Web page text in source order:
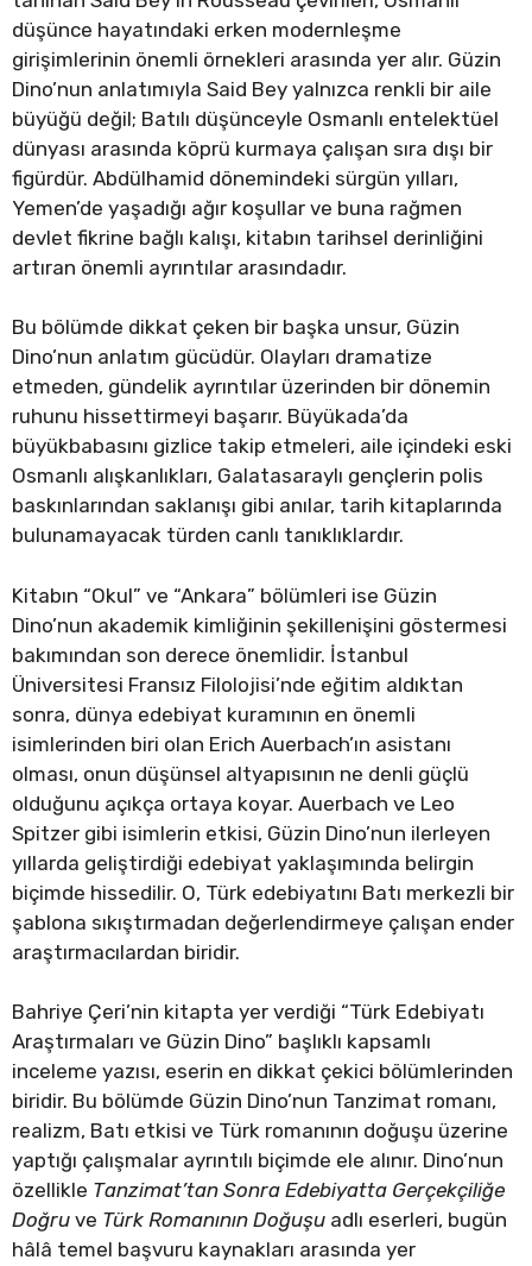
düşünce hayatındaki erken modernleşme
girişimlerinin önemli örnekleri arasında yer alır. Güzin
Dino’nun anlatımıyla Said Bey yalnızca renkli bir aile
büyüğü değil; Batılı düşünceyle Osmanlı entelektüel
dünyası arasında köprü kurmaya çalışan sıra dışı bir
figürdür. Abdülhamid dönemindeki sürgün yılları,
Yemen’de yaşadığı ağır koşullar ve buna rağmen
devlet fikrine bağlı kalışı, kitabın tarihsel derinliğini
artıran önemli ayrıntılar arasındadır.
Bu bölümde dikkat çeken bir başka unsur, Güzin
Dino’nun anlatım gücüdür. Olayları dramatize
etmeden, gündelik ayrıntılar üzerinden bir dönemin
ruhunu hissettirmeyi başarır. Büyükada’da
büyükbabasını gizlice takip etmeleri, aile içindeki eski
Osmanlı alışkanlıkları, Galatasaraylı gençlerin polis
baskınlarından saklanışı gibi anılar, tarih kitaplarında
bulunamayacak türden canlı tanıklıklardır.
Kitabın “Okul” ve “Ankara” bölümleri ise Güzin
Dino’nun akademik kimliğinin şekillenişini göstermesi
bakımından son derece önemlidir. İstanbul
Üniversitesi Fransız Filolojisi’nde eğitim aldıktan
sonra, dünya edebiyat kuramının en önemli
isimlerinden biri olan Erich Auerbach’ın asistanı
olması, onun düşünsel altyapısının ne denli güçlü
olduğunu açıkça ortaya koyar. Auerbach ve Leo
Spitzer gibi isimlerin etkisi, Güzin Dino’nun ilerleyen
yıllarda geliştirdiği edebiyat yaklaşımında belirgin
biçimde hissedilir. O, Türk edebiyatını Batı merkezli bir
şablona sıkıştırmadan değerlendirmeye çalışan ender
araştırmacılardan biridir.
Bahriye Çeri’nin kitapta yer verdiği “Türk Edebiyatı
Araştırmaları ve Güzin Dino” başlıklı kapsamlı
inceleme yazısı, eserin en dikkat çekici bölümlerinden
biridir. Bu bölümde Güzin Dino’nun Tanzimat romanı,
realizm, Batı etkisi ve Türk romanının doğuşu üzerine
yaptığı çalışmalar ayrıntılı biçimde ele alınır. Dino’nun
özellikle Tanzimat’tan Sonra Edebiyatta Gerçekçiliğe
Doğru ve Türk Romanının Doğuşu adlı eserleri, bugün
hâlâ temel başvuru kaynakları arasında yer